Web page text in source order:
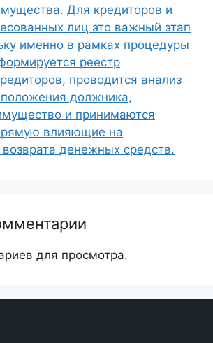
Для кредиторов и
лиц это важный этап
именно в рамках процедуры
реестр
проводится анализ
должника,
и принимаются
влияющие на
денежных средств.
для просмотра.